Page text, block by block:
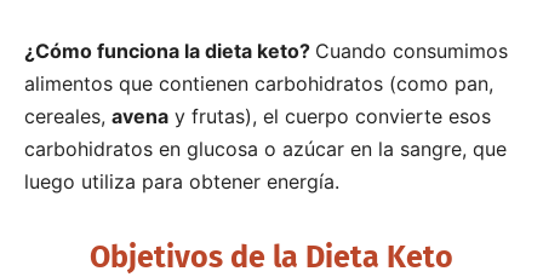
¿Cómo funciona la dieta keto? Cuando consumimos
alimentos que contienen carbohidratos (como pan,
cereales, avena y frutas), el cuerpo convierte esos
carbohidratos en glucosa o azúcar en la sangre, que
luego utiliza para obtener energía.
Objetivos de la Dieta Keto